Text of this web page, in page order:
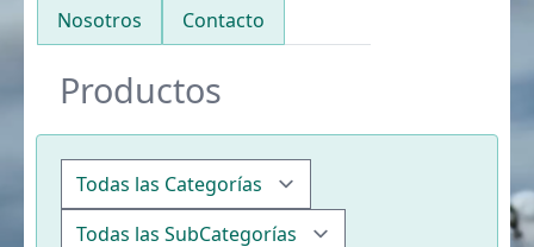
Nosotros
Contacto
Productos